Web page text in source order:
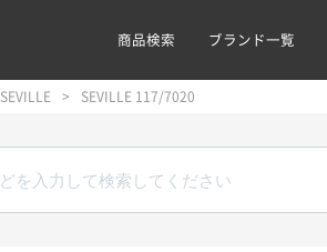
商品検索 ブランド一覧
SEVILLE SEVILLE 117/7020